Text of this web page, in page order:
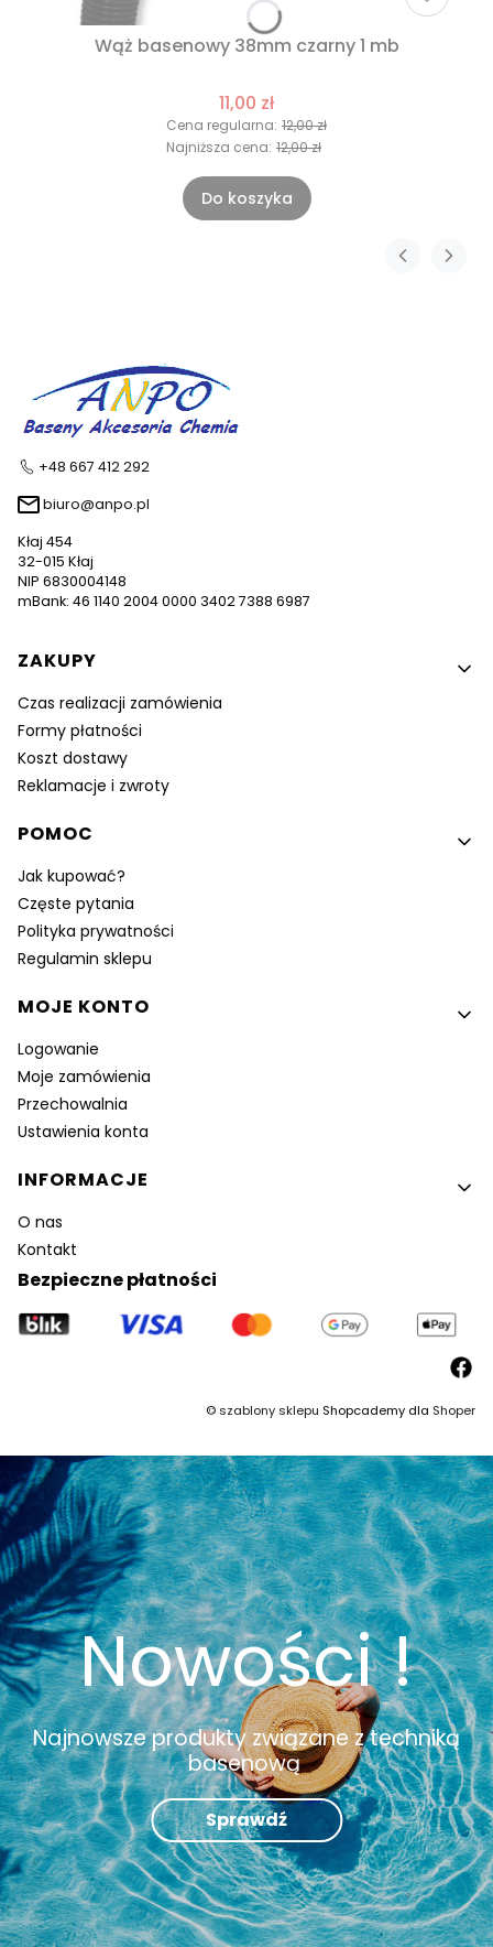
Wąż basenowy 38mm czarny 1 mb
11,00 zł
Cena regularna: 12,00 zł
Najniższa cena: 12,00 zł
Do koszyka
+48 667 412 292
biuro@anpo.pl
Kłaj 454
32-015 Kłaj
NIP 6830004148
mBank: 46 1140 2004 0000 3402 7388 6987
Linki w stopce
ZAKUPY
Czas realizacji zamówienia
Formy płatności
Koszt dostawy
Reklamacje i zwroty
POMOC
Jak kupować?
Częste pytania
Polityka prywatności
Regulamin sklepu
MOJE KONTO
Logowanie
Moje zamówienia
Przechowalnia
Ustawienia konta
INFORMACJE
O nas
Kontakt
Bezpieczne płatności
©szablony sklepu Shopcademy dla Shoper
Nowości !
Najnowsze produkty związane z techniką
basenową
Sprawdź